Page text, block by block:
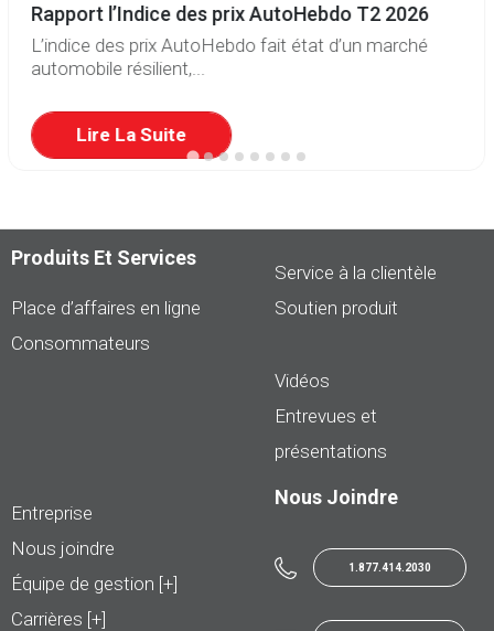
Rapport l’Indice des prix AutoHebdo T2 2026
L’indice des prix AutoHebdo fait état d’un marché
automobile résilient,...
Lire La Suite
Produits Et Services
Place d’affaires en ligne
Consommateurs
Service à la clientèle
Soutien produit
Vidéos
Entrevues et
présentations
Entreprise
Nous joindre
Équipe de gestion [+]
Carrières [+]
Nous Joindre
1.877.414.2030